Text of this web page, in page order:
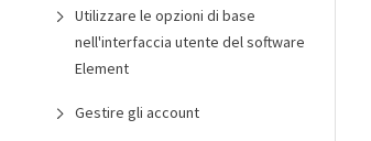
Utilizzare le opzioni di base
nell'interfaccia utente del software
Element
Gestire gli account